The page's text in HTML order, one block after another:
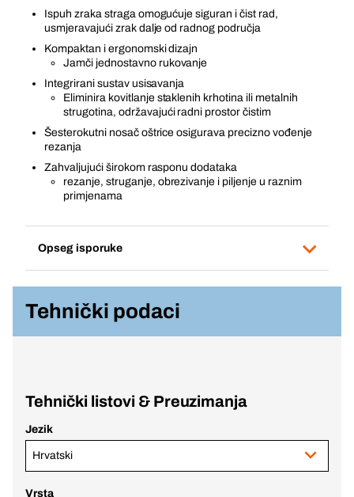
Ispuh zraka straga omogućuje siguran i čist rad,
usmjeravajući zrak dalje od radnog područja
Kompaktan i ergonomski dizajn
Jamči jednostavno rukovanje
Integrirani sustav usisavanja
Eliminira kovitlanje staklenih krhotina ili metalnih
strugotina, održavajući radni prostor čistim
Šesterokutni nosač oštrice osigurava precizno vođenje
rezanja
Zahvaljujući širokom rasponu dodataka
rezanje, struganje, obrezivanje i piljenje u raznim
primjenama
Opseg isporuke
Tehnički podaci
Tehnički listovi & Preuzimanja
Jezik
Hrvatski
Vrsta